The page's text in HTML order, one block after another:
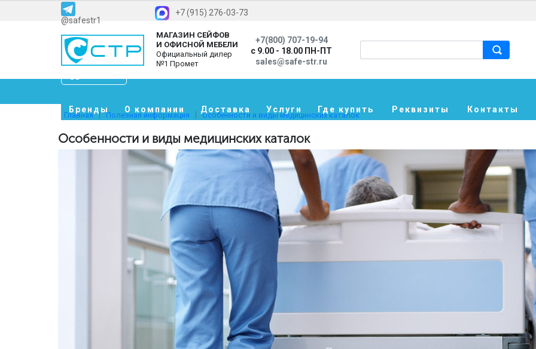
@safestr1
+7 (915) 276-03-73
МАГАЗИН СЕЙФОВ
И ОФИСНОЙ МЕБЕЛИ
Официальный дилер
№1 Промет
+7(800) 707-19-94
с 9.00 - 18.00 ПН-ПТ
sales@safe-str.ru
Бренды О компании Доставка Услуги Где купить Реквизиты Контакты
Главная Полезная информация Особенности и виды медицинских каталок
Особенности и виды медицинских каталок